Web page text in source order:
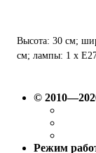
Высота: 30 см;
см; лампы: 1 х
©
Режим